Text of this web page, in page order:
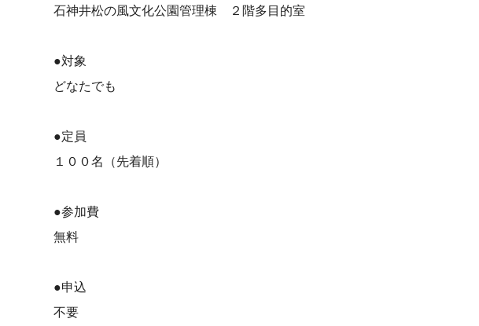
石神井松の風文化公園管理棟 ２階多目的室
●対象
どなたでも
●定員
１００名（先着順）
●参加費
無料
●申込
不要